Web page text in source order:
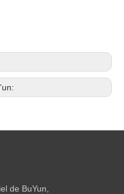
de BuYun,